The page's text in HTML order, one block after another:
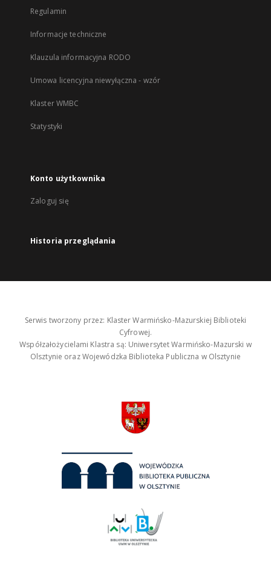
Regulamin
Informacje techniczne
Klauzula informacyjna RODO
Umowa licencyjna niewyłączna - wzór
Klaster WMBC
Statystyki
Konto użytkownika
Zaloguj się
Historia przeglądania
Serwis tworzony przez: Klaster Warmińsko-Mazurskiej Biblioteki
Cyfrowej.
Współzałożycielami Klastra są: Uniwersytet Warmińsko-Mazurski w
Olsztynie oraz Wojewódzka Biblioteka Publiczna w Olsztynie